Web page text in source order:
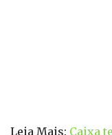
Leia Mais: Caixa